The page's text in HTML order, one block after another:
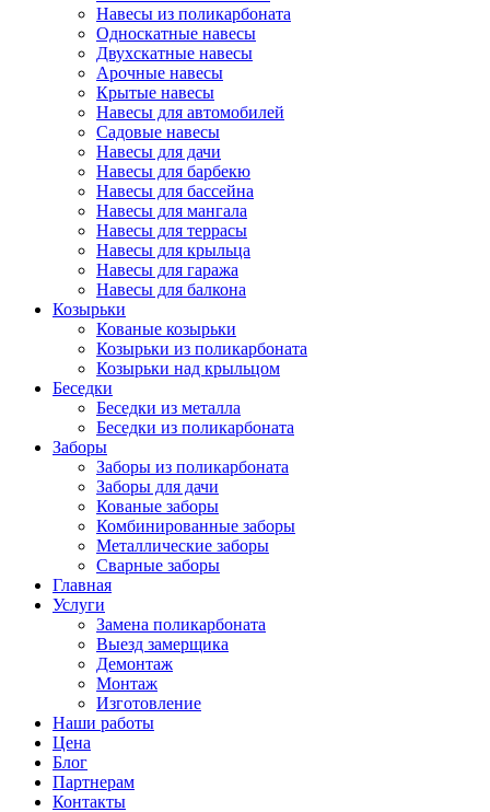
Навесы из поликарбоната
Односкатные навесы
Двухскатные навесы
Арочные навесы
Крытые навесы
Навесы для автомобилей
Садовые навесы
Навесы для дачи
Навесы для барбекю
Навесы для бассейна
Навесы для мангала
Навесы для террасы
Навесы для крыльца
Навесы для гаража
Навесы для балкона
Козырьки
Кованые козырьки
Козырьки из поликарбоната
Козырьки над крыльцом
Беседки
Беседки из металла
Беседки из поликарбоната
Заборы
Заборы из поликарбоната
Заборы для дачи
Кованые заборы
Комбинированные заборы
Металлические заборы
Сварные заборы
Главная
Услуги
Замена поликарбоната
Выезд замерщика
Демонтаж
Монтаж
Изготовление
Наши работы
Цена
Блог
Партнерам
Контакты